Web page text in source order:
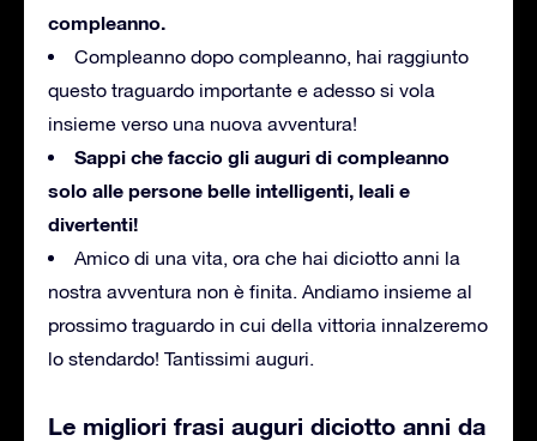
compleanno.
Compleanno dopo compleanno, hai raggiunto
questo traguardo importante e adesso si vola
insieme verso una nuova avventura!
Sappi che faccio gli auguri di compleanno
solo alle persone belle intelligenti, leali e
divertenti!
Amico di una vita, ora che hai diciotto anni la
nostra avventura non è finita. Andiamo insieme al
prossimo traguardo in cui della vittoria innalzeremo
lo stendardo! Tantissimi auguri.
Le migliori frasi auguri diciotto anni da